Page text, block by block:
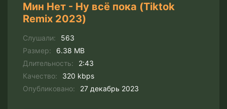
Мин Нет - Ну всё пока (Tiktok
Remix 2023)
Слушали:
563
Размер:
6.38 MB
Длительность:
2:43
Качество:
320 kbps
Опубликовано:
27 декабрь 2023